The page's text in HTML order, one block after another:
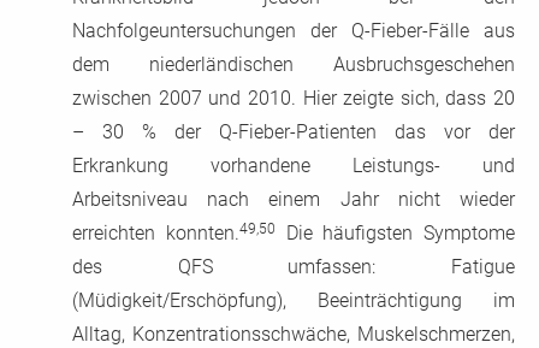
Nachfolgeuntersuchungen der Q-Fieber-Fälle aus
dem niederländischen Ausbruchsgeschehen
zwischen 2007 und 2010. Hier zeigte sich, dass 20
– 30 % der Q-Fieber-Patienten das vor der
Erkrankung vorhandene Leistungs- und
Arbeitsniveau nach einem Jahr nicht wieder
erreichten konnten.49,50
Die häufigsten Symptome
des QFS umfassen: Fatigue
(Müdigkeit/Erschöpfung), Beeinträchtigung im
Alltag, Konzentrationsschwäche, Muskelschmerzen,